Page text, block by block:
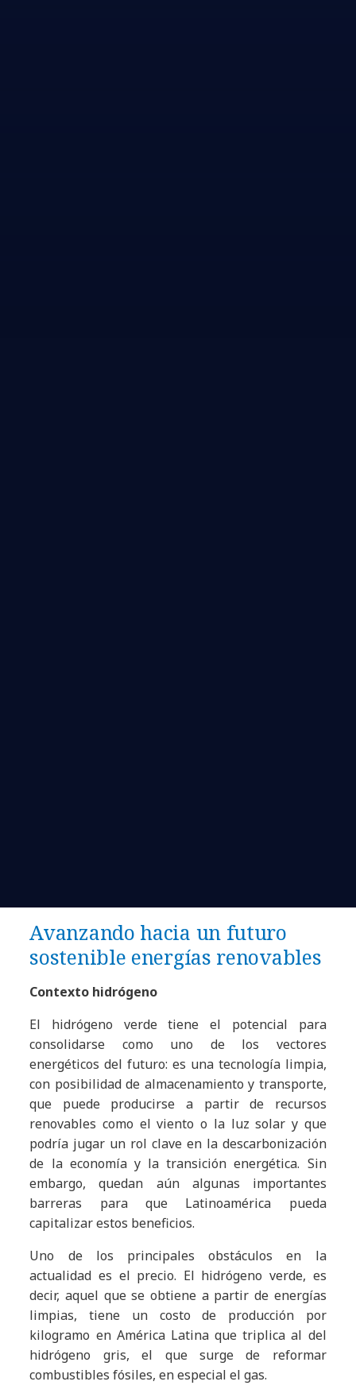
Avanzando hacia un futuro
sostenible energías renovables
Contexto hidrógeno
El hidrógeno verde tiene el potencial para
consolidarse como uno de los vectores
energéticos del futuro: es una tecnología limpia,
con posibilidad de almacenamiento y transporte,
que puede producirse a partir de recursos
renovables como el viento o la luz solar y que
podría jugar un rol clave en la descarbonización
de la economía y la transición energética. Sin
embargo, quedan aún algunas importantes
barreras para que Latinoamérica pueda
capitalizar estos beneficios.
Uno de los principales obstáculos en la
actualidad es el precio. El hidrógeno verde, es
decir, aquel que se obtiene a partir de energías
limpias, tiene un costo de producción por
kilogramo en América Latina que triplica al del
hidrógeno gris, el que surge de reformar
combustibles fósiles, en especial el gas.